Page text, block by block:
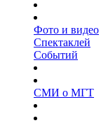
Фото и видео
Спектаклей
Событий
СМИ о МГТ